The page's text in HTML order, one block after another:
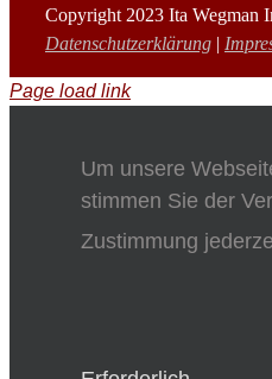
Copyright 2023 Ita Wegman
Datenschutzerklärung |
Page load link
Um unsere
stimmen Sie der
Zustimmung